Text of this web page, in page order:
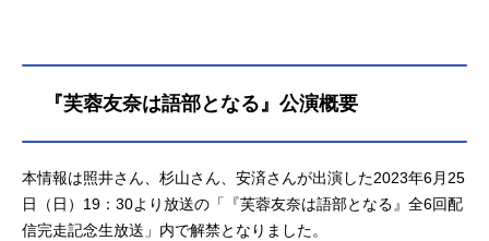
『芙蓉友奈は語部となる』公演概要
本情報は照井さん、杉山さん、安済さんが出演した2023年6月25
日（日）19：30より放送の「『芙蓉友奈は語部となる』全6回配
信完走記念生放送」内で解禁となりました。